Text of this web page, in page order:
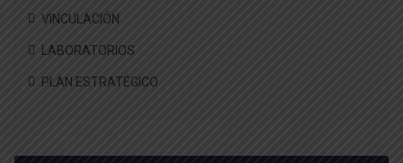
VINCULACIÓN
LABORATORIOS
PLAN ESTRATÉGICO